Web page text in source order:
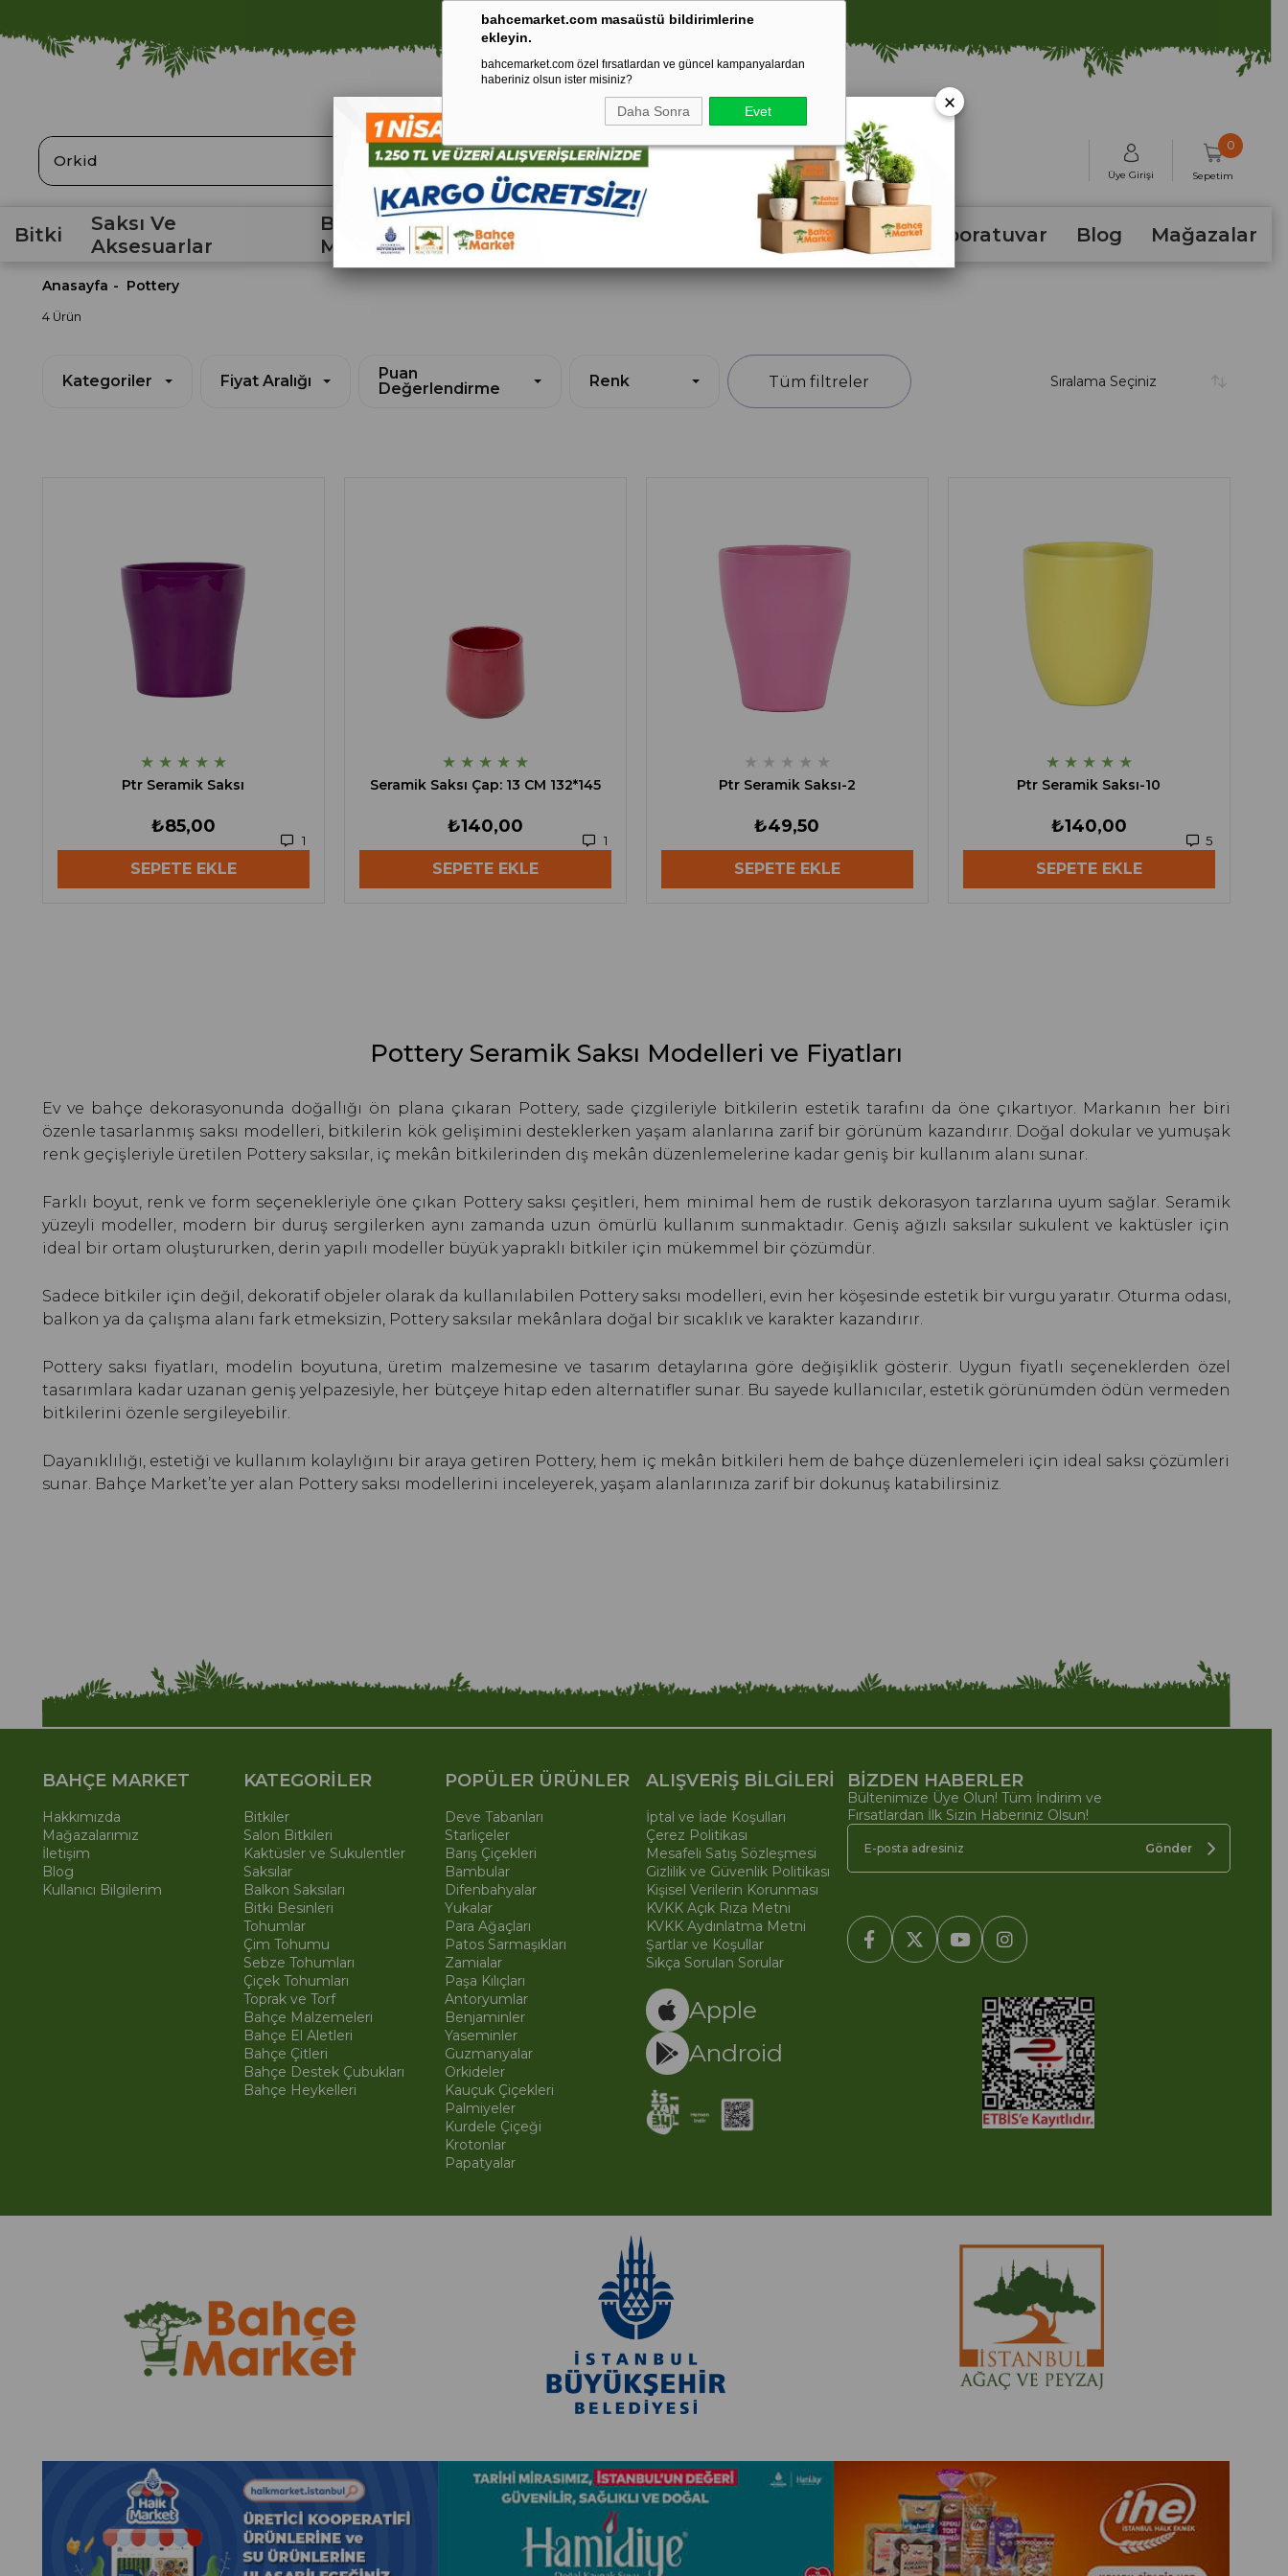
bahcemarket.com masaüstü bildirimlerine
ekleyin.
bahcemarket.com özel fırsatlardan ve güncel kampanyalardan
haberiniz olsun ister misiniz?
Daha Sonra Evet
🚀 1250 TL ÜZERİ ALIŞVERİŞLERDE KARGO ÜCRETSİZ!
ARA
Üye Girişi Sepetim
0
Bitki
Saksı Ve
Aksesuarlar
Bahçe
Malzemeleri
Tohum Laboratuvar Blog Mağazalar
Anasayfa Pottery
4 Ürün
Kategoriler Fiyat Aralığı
Puan
Değerlendirme
Renk
★ ★ ★ ★ ★
Ptr Seramik Saksı
1
₺85,00
SEPETE EKLE
★ ★ ★ ★ ★
Seramik Saksı Çap: 13 CM 132*145
1
₺140,00
SEPETE EKLE
★ ★ ★ ★ ★
Ptr Seramik Saksı-2
₺49,50
SEPETE EKLE
★ ★ ★ ★ ★
Ptr Seramik Saksı-10
5
₺140,00
SEPETE EKLE
Pottery Seramik Saksı Modelleri ve Fiyatları
Ev ve bahçe dekorasyonunda doğallığı ön plana çıkaran Pottery, sade çizgileriyle bitkilerin estetik tarafını da öne çıkartıyor. Markanın her biri
özenle tasarlanmış saksı modelleri, bitkilerin kök gelişimini desteklerken yaşam alanlarına zarif bir görünüm kazandırır. Doğal dokular ve yumuşak
renk geçişleriyle üretilen Pottery saksılar, iç mekân bitkilerinden dış mekân düzenlemelerine kadar geniş bir kullanım alanı sunar.
Farklı boyut, renk ve form seçenekleriyle öne çıkan Pottery saksı çeşitleri, hem minimal hem de rustik dekorasyon tarzlarına uyum sağlar. Seramik
yüzeyli modeller, modern bir duruş sergilerken aynı zamanda uzun ömürlü kullanım sunmaktadır. Geniş ağızlı saksılar sukulent ve kaktüsler için
ideal bir ortam oluştururken, derin yapılı modeller büyük yapraklı bitkiler için mükemmel bir çözümdür.
Sadece bitkiler için değil, dekoratif objeler olarak da kullanılabilen Pottery saksı modelleri, evin her köşesinde estetik bir vurgu yaratır. Oturma odası,
balkon ya da çalışma alanı fark etmeksizin, Pottery saksılar mekânlara doğal bir sıcaklık ve karakter kazandırır.
Pottery saksı fiyatları, modelin boyutuna, üretim malzemesine ve tasarım detaylarına göre değişiklik gösterir. Uygun fiyatlı seçeneklerden özel
tasarımlara kadar uzanan geniş yelpazesiyle, her bütçeye hitap eden alternatifler sunar. Bu sayede kullanıcılar, estetik görünümden ödün vermeden
bitkilerini özenle sergileyebilir.
Dayanıklılığı, estetiği ve kullanım kolaylığını bir araya getiren Pottery, hem iç mekân bitkileri hem de bahçe düzenlemeleri için ideal saksı çözümleri
sunar. Bahçe Market’te yer alan Pottery saksı modellerini inceleyerek, yaşam alanlarınıza zarif bir dokunuş katabilirsiniz.
BAHÇE MARKET
Hakkımızda
Mağazalarımız
İletişim
Blog
Kullanıcı Bilgilerim
KATEGORİLER
Bitkiler
Salon Bitkileri
Kaktüsler ve Sukulentler
Saksılar
Balkon Saksıları
Bitki Besinleri
Tohumlar
Çim Tohumu
Sebze Tohumları
Çiçek Tohumları
Toprak ve Torf
Bahçe Malzemeleri
Bahçe El Aletleri
Bahçe Çitleri
Bahçe Destek Çubukları
Bahçe Heykelleri
POPÜLER ÜRÜNLER
Deve Tabanları
Starliçeler
Barış Çiçekleri
Bambular
Difenbahyalar
Yukalar
Para Ağaçları
Patos Sarmaşıkları
Zamialar
Paşa Kılıçları
Antoryumlar
Benjaminler
Yaseminler
Guzmanyalar
Orkideler
Kauçuk Çiçekleri
Palmiyeler
Kurdele Çiçeği
Krotonlar
Papatyalar
ALIŞVERİŞ BİLGİLERİ
İptal ve İade Koşulları
Çerez Politikası
Mesafeli Satış Sözleşmesi
Gizlilik ve Güvenlik Politikası
Kişisel Verilerin Korunması
KVKK Açık Rıza Metni
KVKK Aydınlatma Metni
Şartlar ve Koşullar
Sıkça Sorulan Sorular
Apple
Android
BİZDEN HABERLER
Bültenimize Üye Olun! Tüm İndirim ve
Fırsatlardan İlk Sizin Haberiniz Olsun!
Gönder
×